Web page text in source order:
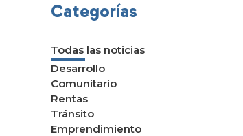
Categorías
Todas las noticias
Desarrollo
Comunitario
Rentas
Tránsito
Emprendimiento